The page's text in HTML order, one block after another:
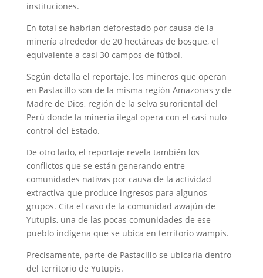
instituciones.
En total se habrían deforestado por causa de la
minería alrededor de 20 hectáreas de bosque, el
equivalente a casi 30 campos de fútbol.
Según detalla el reportaje, los mineros que operan
en Pastacillo son de la misma región Amazonas y de
Madre de Dios, región de la selva suroriental del
Perú donde la minería ilegal opera con el casi nulo
control del Estado.
De otro lado, el reportaje revela también los
conflictos que se están generando entre
comunidades nativas por causa de la actividad
extractiva que produce ingresos para algunos
grupos. Cita el caso de la comunidad awajún de
Yutupis, una de las pocas comunidades de ese
pueblo indígena que se ubica en territorio wampis.
Precisamente, parte de Pastacillo se ubicaría dentro
del territorio de Yutupis.